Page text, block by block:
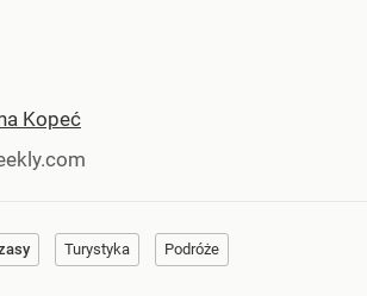
Kopeć
Turystyka Podróże